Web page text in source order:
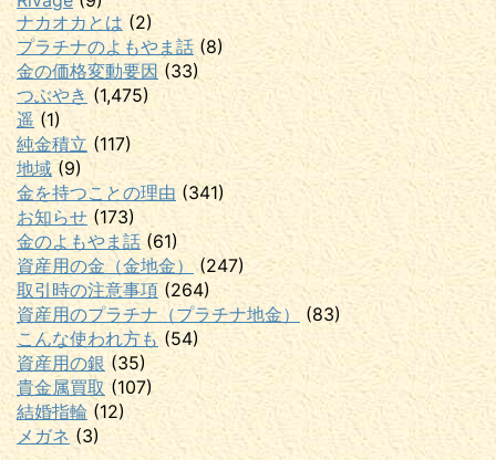
ナカオカとは (2)
プラチナのよもやま話 (8)
金の価格変動要因 (33)
つぶやき (1,475)
遥 (1)
純金積立 (117)
地域(9)
金を持つことの理由 (341)
お知らせ (173)
金のよもやま話 (61)
資産用の金（金地金） (247)
取引時の注意事項 (264)
資産用のプラチナ（プラチナ地金）
(83)
こんな使われ方も (54)
資産用の銀 (35)
貴金属買取(107)
結婚指輪 (12)
メガネ (3)